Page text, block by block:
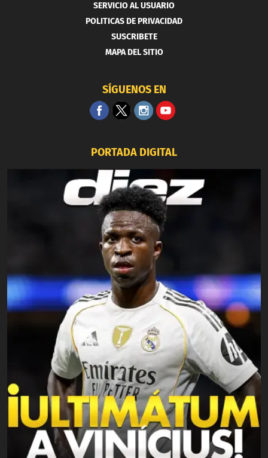
SERVICIO AL USUARIO
POLITICAS DE PRIVACIDAD
SUSCRIBETE
MAPA DEL SITIO
SÍGUENOS EN
PORTADA DIGITAL